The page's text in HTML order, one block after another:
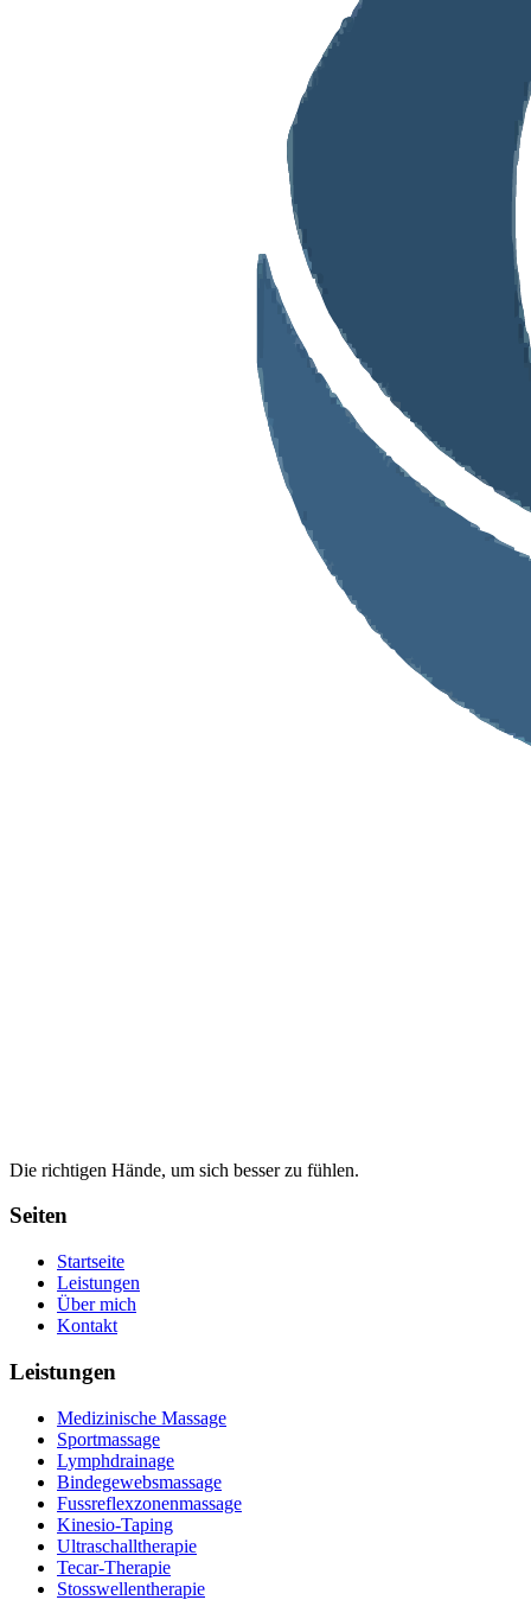
Die richtigen Hände, um sich besser zu fühlen.
Seiten
Startseite
Leistungen
Über mich
Kontakt
Leistungen
Medizinische Massage
Sportmassage
Lymphdrainage
Bindegewebsmassage
Fussreflexzonenmassage
Kinesio‑Taping
Ultraschalltherapie
Tecar‑Therapie
Stosswellentherapie